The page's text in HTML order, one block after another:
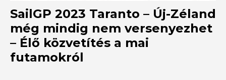
SailGP 2023 Taranto – Új-Zéland
még mindig nem versenyezhet
– Élő közvetítés a mai
futamokról